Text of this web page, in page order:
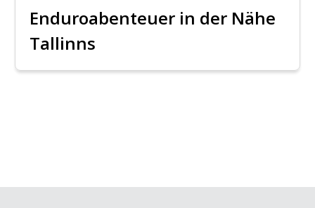
Enduroabenteuer in der Nähe
Tallinns